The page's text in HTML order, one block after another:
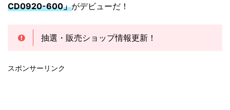
CD0920-600」がデビューだ！
抽選・販売ショップ情報更新！
スポンサーリンク